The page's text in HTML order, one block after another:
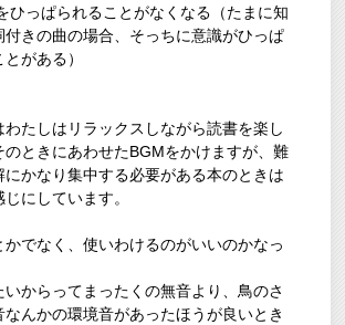
ひっぱられることがなくなる（たまに知
付きの曲の場合、そっちに意識がひっぱ
がある）
わたしはリラックスしながら読書を楽し
のときにあわせたBGMをかけますが、難
にかなり集中する必要がある本のときは
にしています。
かでなく、使いわけるのがいいのかなっ
いからってまったくの無音より、鳥のさ
なんかの環境音があったほうが良いとき